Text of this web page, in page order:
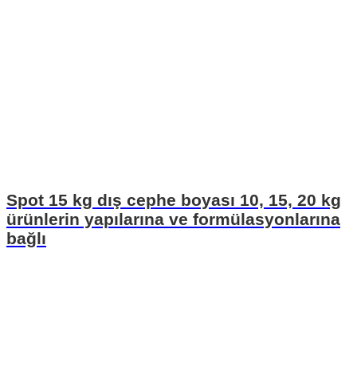
Spot 15 kg dış cephe boyası 10, 15, 20 kg
ürünlerin yapılarına ve formülasyonlarına
bağlı